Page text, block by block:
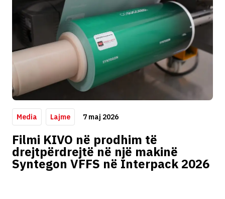
Media Lajme 7 maj 2026
Filmi KIVO në prodhim të
drejtpërdrejtë në një makinë
Syntegon VFFS në Interpack 2026